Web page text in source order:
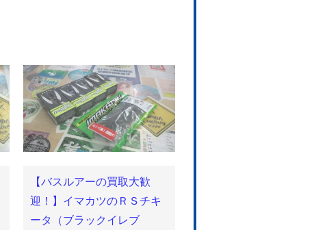
【バスルアーの買取大歓
迎！】イマカツのＲＳチキ
ータ（ブラックイレブ